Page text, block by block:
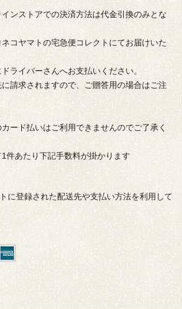
ンストアでの決済方法は代金引換のみとな
コヤマトの宅急便コレクトにてお届けいた
ライバーさんへお支払いください。
請求されますので、ご贈答用の場合はご注
ード払いはご利用できませんのでご了承く
件あたり下記手数料が掛かります
に登録された配送先や支払い方法を利用して